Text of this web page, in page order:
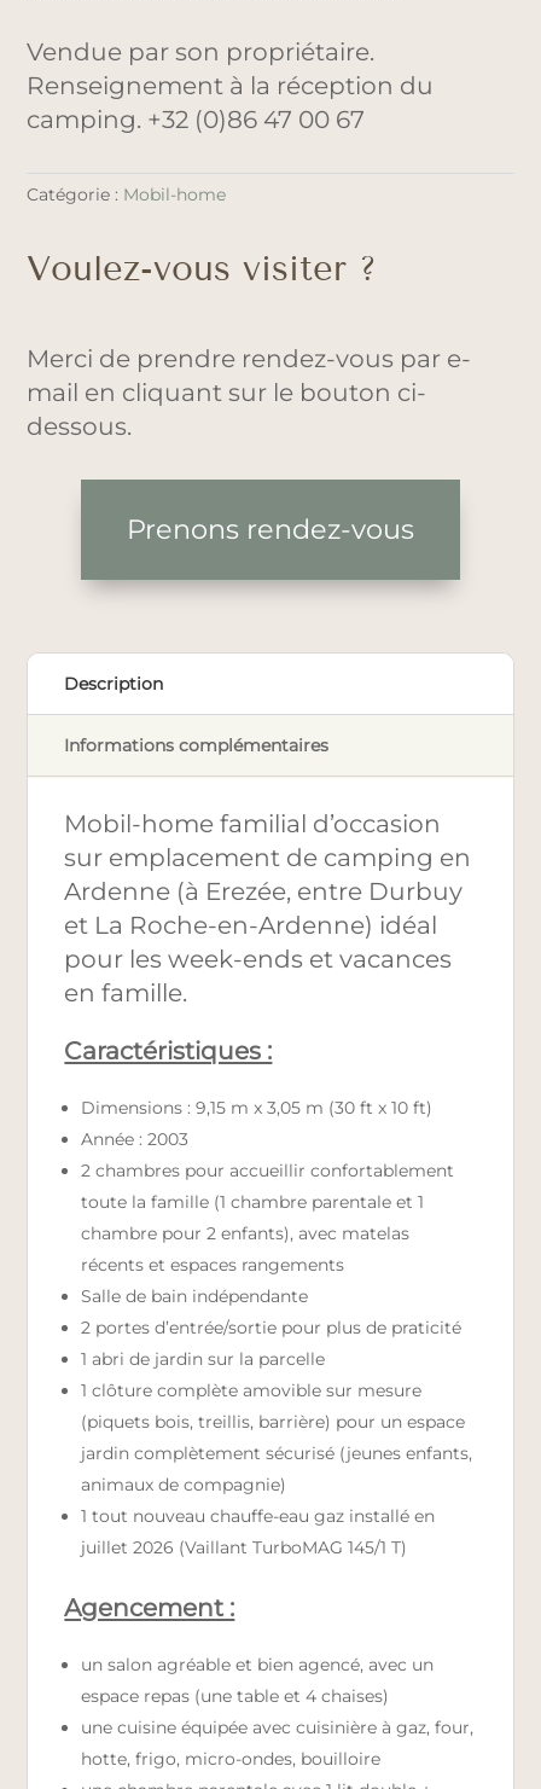
Vendue par son propriétaire.
Renseignement à la réception du
camping. +32 (0)86 47 00 67
Catégorie : Mobil-home
Voulez-vous visiter ?
Merci de prendre rendez-vous par e-
mail en cliquant sur le bouton ci-
dessous.
Prenons rendez-vous
Description
Informations complémentaires
Mobil-home familial d’occasion
sur emplacement de camping en
Ardenne (à Erezée, entre Durbuy
et La Roche-en-Ardenne) idéal
pour les week-ends et vacances
en famille.
Caractéristiques :
Dimensions : 9,15 m x 3,05 m (30 ft x 10 ft)
Année : 2003
2 chambres pour accueillir confortablement
toute la famille (1 chambre parentale et 1
chambre pour 2 enfants), avec matelas
récents et espaces rangements
Salle de bain indépendante
2 portes d’entrée/sortie pour plus de praticité
1 abri de jardin sur la parcelle
1 clôture complète amovible sur mesure
(piquets bois, treillis, barrière) pour un espace
jardin complètement sécurisé (jeunes enfants,
animaux de compagnie)
1 tout nouveau chauffe-eau gaz installé en
juillet 2026 (Vaillant TurboMAG 145/1 T)
Agencement :
un salon agréable et bien agencé, avec un
espace repas (une table et 4 chaises)
une cuisine équipée avec cuisinière à gaz, four,
hotte, frigo, micro-ondes, bouilloire